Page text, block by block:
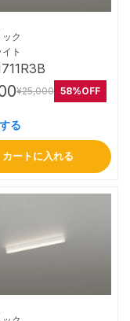
ク
ト
¥25,000 58%OFF
る
カートに入れる